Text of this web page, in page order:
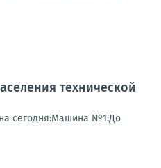
технической
на сегодня:Машина №1:До